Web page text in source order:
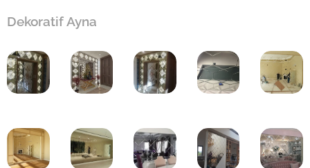
Dekoratif Ayna